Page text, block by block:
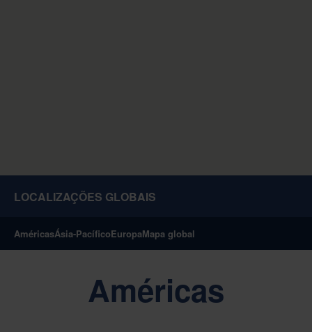
LOCALIZAÇÕES GLOBAIS
AméricasÁsia-PacíficoEuropaMapa global
Américas